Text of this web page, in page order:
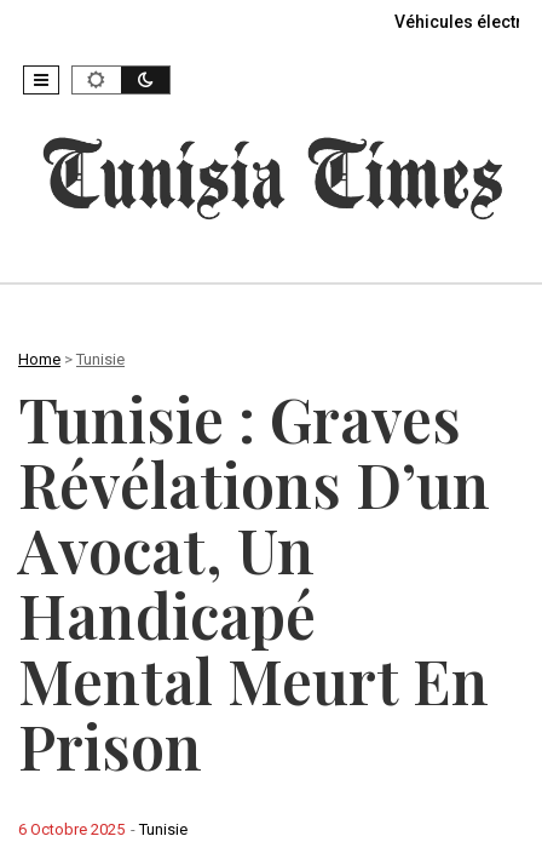
Véhicules
Home > Tunisie
Tunisie : Graves
Révélations D’un
Avocat, Un
Handicapé
Mental Meurt En
Prison
-Tunisie
6 Octobre 2025